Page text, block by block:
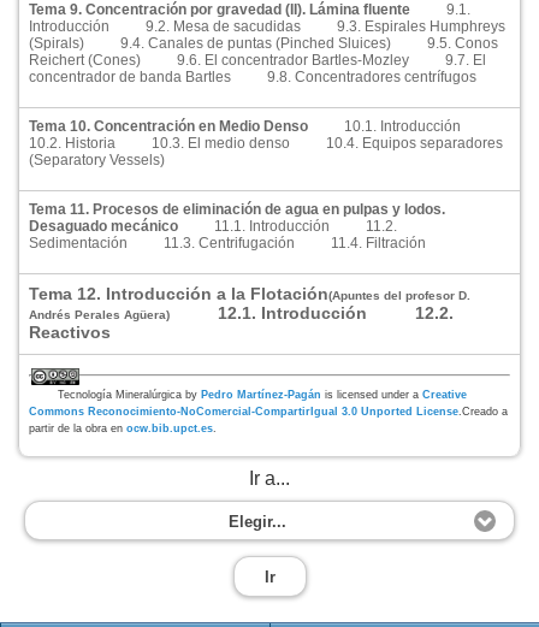
Tema 9. Concentración por gravedad (II). Lámina fluente 9.1.
Introducción 9.2. Mesa de sacudidas 9.3. Espirales Humphreys
(Spirals) 9.4. Canales de puntas (Pinched Sluices) 9.5. Conos
Reichert (Cones) 9.6. El concentrador Bartles-Mozley 9.7. El
concentrador de banda Bartles 9.8. Concentradores centrífugos
Tema 10. Concentración en Medio Denso 10.1. Introducción
10.2. Historia 10.3. El medio denso 10.4. Equipos separadores
(Separatory Vessels)
Tema 11. Procesos de eliminación de agua en pulpas y lodos.
Desaguado mecánico 11.1. Introducción 11.2.
Sedimentación 11.3. Centrifugación 11.4. Filtración
Tema 12. Introducción a la Flotación(Apuntes del profesor D.
Andrés Perales Agüera)
12.1. Introducción 12.2.
Reactivos
Tecnología Mineralúrgicaby Pedro Martínez-Pagán is licensed under a Creative
Commons Reconocimiento-NoComercial-CompartirIgual 3.0 Unported License .Creado a
partir de la obra enocw.bib.upct.es
Ir a...
Elegir...
Ir